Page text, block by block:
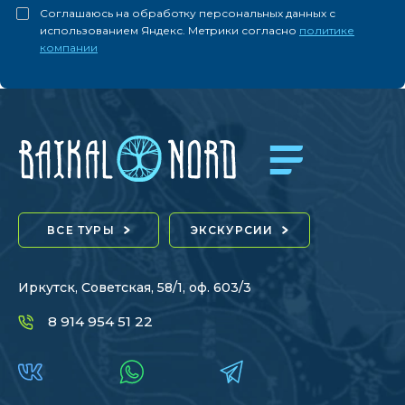
Соглашаюсь на обработку персональных данных с
использованием Яндекс. Метрики согласно политике
компании
ВСЕ ТУРЫ ЭКСКУРСИИ
Иркутск, Советская, 58/1, оф. 603/3
8 914 954 51 22